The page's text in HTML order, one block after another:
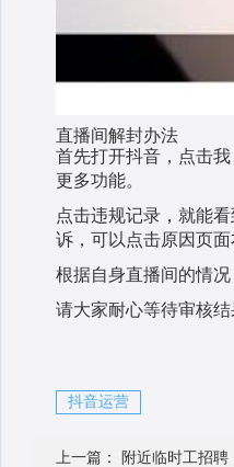
直播间解封办法
首先打开抖音，点击
更多功能。
点击违规记录，就能
诉，可以点击原因页
根据自身直播间的情
请大家耐心等待审核结
抖音运营
上一篇： 附近临时工招聘